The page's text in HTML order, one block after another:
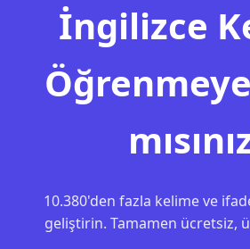
İngilizce
10.380'den fazla kelime ve
geliştirin. Tamamen ücretsiz,